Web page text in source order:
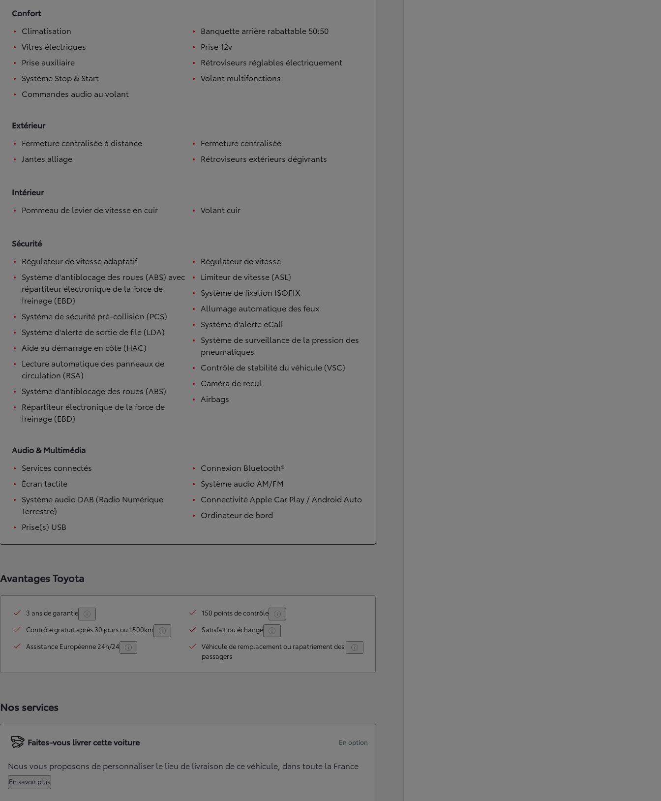
HYBRIDE OU HYBRIDE RECHARGEABLE
Confort
Climatisation
Vitres électriques
Prise auxiliaire
Système Stop & Start
Commandes audio au volant
Banquette arrière rabattable 50:50
Prise 12v
Rétroviseurs réglables électriquement
Volant multifonctions
Extérieur
Fermeture centralisée à distance
Jantes alliage
Fermeture centralisée
Rétroviseurs extérieurs dégivrants
Intérieur
Pommeau de levier de vitesse en cuir
Volant cuir
Sécurité
Régulateur de vitesse adaptatif
Système d'antiblocage des roues (ABS) avec
répartiteur électronique de la force de
freinage (EBD)
Système de sécurité pré-collision (PCS)
Système d'alerte de sortie de file (LDA)
Aide au démarrage en côte (HAC)
Lecture automatique des panneaux de
circulation (RSA)
Système d'antiblocage des roues (ABS)
Répartiteur électronique de la force de
freinage (EBD)
Régulateur de vitesse
Limiteur de vitesse (ASL)
Système de fixation ISOFIX
Allumage automatique des feux
Système d'alerte eCall
Système de surveillance de la pression des
pneumatiques
Contrôle de stabilité du véhicule (VSC)
Caméra de recul
Airbags
Audio & Multimédia
Services connectés
Écran tactile
Système audio DAB (Radio Numérique
Terrestre)
Prise(s) USB
Connexion Bluetooth®
Système audio AM/FM
Connectivité Apple Car Play / Android Auto
Ordinateur de bord
Avantages Toyota
3 ans de garantie
150 points de contrôle
Contrôle gratuit après 30 jours ou 1500km
Satisfait ou échangé
Assistance Européenne 24h/24
Véhicule de remplacement ou rapatriement des
passagers
Nos services
Faites-vous livrer cette voiture En option
Nous vous proposons de personnaliser le lieu de livraison de ce véhicule, dans toute la France
En savoir plus